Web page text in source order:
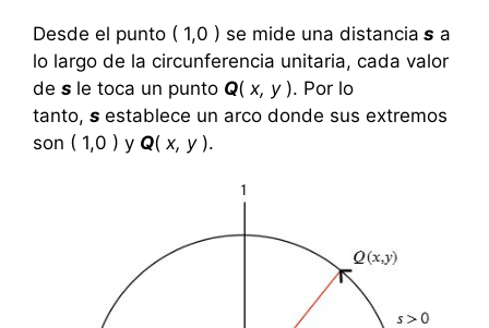
Desde el punto ( 1,0 ) se mide una distancia s a
lo largo de la circunferencia unitaria, cada valor
de s le toca un punto Q( x, y). Por lo
tanto, s establece un arco donde sus extremos
son ( 1,0 ) y Q( x, y).